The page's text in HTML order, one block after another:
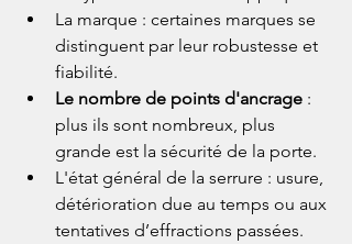
La marque : certaines marques se
distinguent par leur robustesse et
fiabilité.
Le nombre de points d'ancrage :
plus ils sont nombreux, plus
grande est la sécurité de la porte.
L'état général de la serrure : usure,
détérioration due au temps ou aux
tentatives d’effractions passées.